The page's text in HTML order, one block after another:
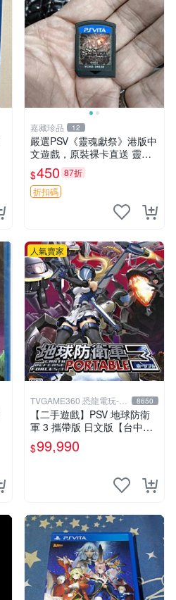
嘉藏珍品 12
嚴選PSV《靈魂獻祭》港版中
文遊戲，原裝裸卡直送 靈魂
獻祭 PSV 游戲 卡帶
$450 87折
折扣碼
人氣賣家
TVGAME360 恐龍電玩-台
中店
8650
【二手遊戲】PSV 地球防衛
軍 3 攜帶版 日文版【台中恐
龍電玩】
$99,990